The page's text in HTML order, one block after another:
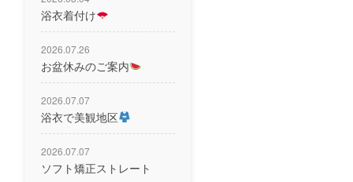
浴衣着付け
2026.07.26
お盆休みのご案内
2026.07.07
浴衣で美観地区
2026.07.07
ソフト矯正ストレート